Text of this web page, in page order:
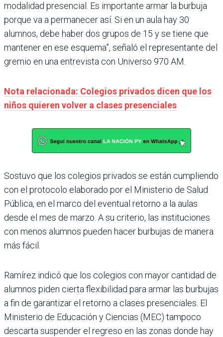
modalidad presencial. Es importante armar la burbuja
porque va a permanecer así. Si en un aula hay 30
alumnos, debe haber dos grupos de 15 y se tiene que
mantener en ese esquema”, señaló el representante del
gremio en una entrevista con Universo 970 AM.
Nota relacionada: Colegios privados dicen que los
niños quieren volver a clases presenciales
Sostuvo que los colegios privados se están cumpliendo
con el protocolo elaborado por el Ministerio de Salud
Pública, en el marco del eventual retorno a la aulas
desde el mes de marzo. A su criterio, las instituciones
con menos alumnos pueden hacer burbujas de manera
más fácil.
Ramírez indicó que los colegios con mayor cantidad de
alumnos piden cierta flexibilidad para armar las burbujas
a fin de garantizar el retorno a clases presenciales. El
Ministerio de Educación y Ciencias (MEC) tampoco
descarta suspender el regreso en las zonas donde hay